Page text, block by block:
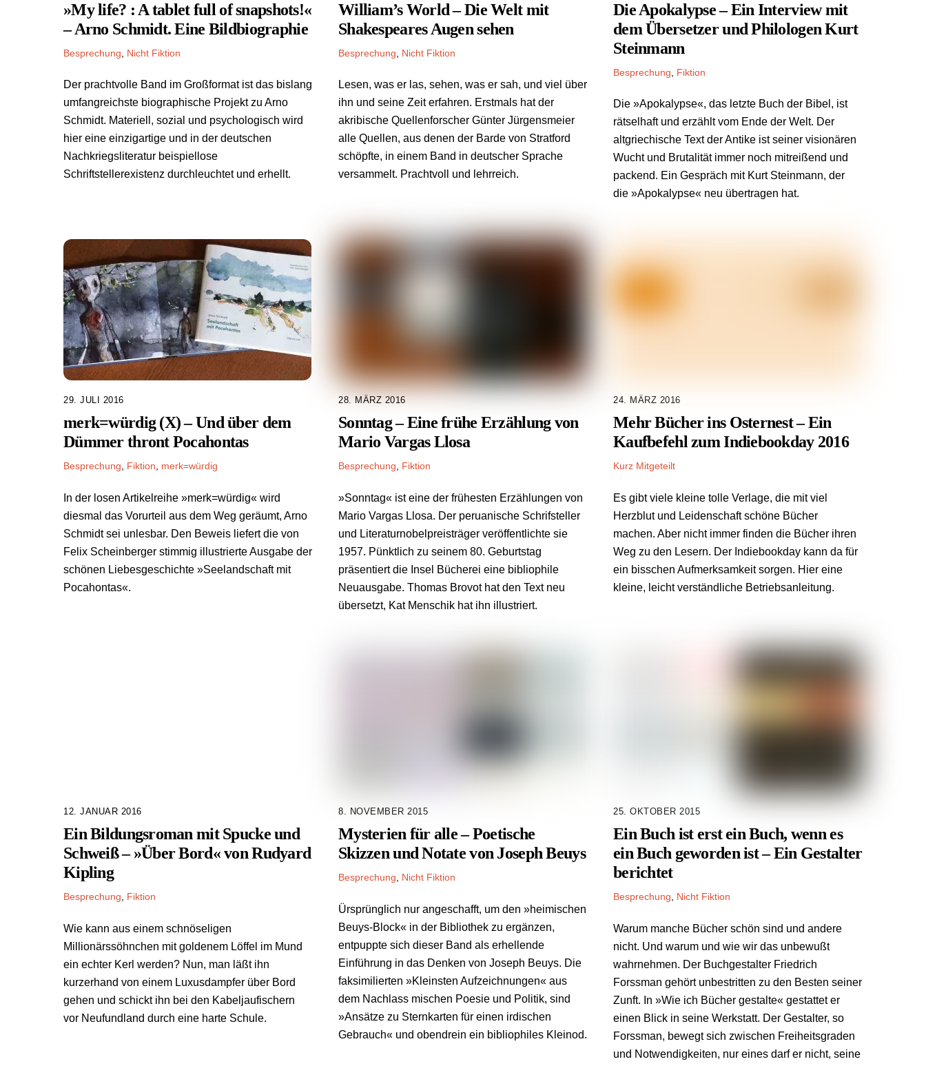
»My life? : A tablet full of snapshots!«
– Arno Schmidt. Eine Bildbiographie
Besprechung Nicht Fiktion
Der prachtvolle Band im Großformat ist das bislang
umfangreichste biographische Projekt zu Arno
Schmidt. Materiell, sozial und psychologisch wird
hier eine einzigartige und in der deutschen
Nachkriegsliteratur beispiellose
Schriftstellerexistenz durchleuchtet und erhellt.
William’s World – Die Welt mit
Shakespeares Augen sehen
Besprechung Nicht Fiktion
Lesen, was er las, sehen, was er sah, und viel über
ihn und seine Zeit erfahren. Erstmals hat der
akribische Quellenforscher Günter Jürgensmeier
alle Quellen, aus denen der Barde von Stratford
schöpfte, in einem Band in deutscher Sprache
versammelt. Prachtvoll und lehrreich.
Die Apokalypse – Ein Interview mit
dem Übersetzer und Philologen Kurt
Steinmann
Besprechung Fiktion
Die »Apokalypse«, das letzte Buch der Bibel, ist
rätselhaft und erzählt vom Ende der Welt. Der
altgriechische Text der Antike ist seiner visionären
Wucht und Brutalität immer noch mitreißend und
packend. Ein Gespräch mit Kurt Steinmann, der
die »Apokalypse« neu übertragen hat.
29. JULI 2016
merk=würdig (X) – Und über dem
Dümmer thront Pocahontas
Besprechung Fiktion merk=würdig
In der losen Artikelreihe »merk=würdig« wird
diesmal das Vorurteil aus dem Weg geräumt, Arno
Schmidt sei unlesbar. Den Beweis liefert die von
Felix Scheinberger stimmig illustrierte Ausgabe der
schönen Liebesgeschichte »Seelandschaft mit
Pocahontas«.
28. MÄRZ 2016
Sonntag – Eine frühe Erzählung von
Mario Vargas Llosa
Besprechung Fiktion
»Sonntag« ist eine der frühesten Erzählungen von
Mario Vargas Llosa. Der peruanische Schrifsteller
und Literaturnobelpreisträger veröffentlichte sie
1957. Pünktlich zu seinem 80. Geburtstag
präsentiert die Insel Bücherei eine bibliophile
Neuausgabe. Thomas Brovot hat den Text neu
übersetzt, Kat Menschik hat ihn illustriert.
24. MÄRZ 2016
Mehr Bücher ins Osternest – Ein
Kaufbefehl zum Indiebookday 2016
Kurz Mitgeteilt
Es gibt viele kleine tolle Verlage, die mit viel
Herzblut und Leidenschaft schöne Bücher
machen. Aber nicht immer finden die Bücher ihren
Weg zu den Lesern. Der Indiebookday kann da für
ein bisschen Aufmerksamkeit sorgen. Hier eine
kleine, leicht verständliche Betriebsanleitung.
12. JANUAR 2016
Ein Bildungsroman mit Spucke und
Schweiß – »Über Bord« von Rudyard
Kipling
Besprechung Fiktion
Wie kann aus einem schnöseligen
Millionärssöhnchen mit goldenem Löffel im Mund
ein echter Kerl werden? Nun, man läßt ihn
kurzerhand von einem Luxusdampfer über Bord
gehen und schickt ihn bei den Kabeljaufischern
vor Neufundland durch eine harte Schule.
8. NOVEMBER 2015
Mysterien für alle – Poetische
Skizzen und Notate von Joseph Beuys
Besprechung Nicht Fiktion
Ürsprünglich nur angeschafft, um den »heimischen
Beuys-Block« in der Bibliothek zu ergänzen,
entpuppte sich dieser Band als erhellende
Einführung in das Denken von Joseph Beuys. Die
faksimilierten »Kleinsten Aufzeichnungen« aus
dem Nachlass mischen Poesie und Politik, sind
»Ansätze zu Sternkarten für einen irdischen
Gebrauch« und obendrein ein bibliophiles Kleinod.
25. OKTOBER 2015
Ein Buch ist erst ein Buch, wenn es
ein Buch geworden ist – Ein Gestalter
berichtet
Besprechung Nicht Fiktion
Warum manche Bücher schön sind und andere
nicht. Und warum und wie wir das unbewußt
wahrnehmen. Der Buchgestalter Friedrich
Forssman gehört unbestritten zu den Besten seiner
Zunft. In »Wie ich Bücher gestalte« gestattet er
einen Blick in seine Werkstatt. Der Gestalter, so
Forssman, bewegt sich zwischen Freiheitsgraden
und Notwendigkeiten, nur eines darf er nicht, seine